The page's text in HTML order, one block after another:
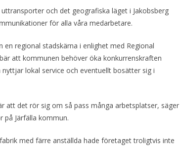
och det geografiska läget i Jakobsberg
för alla våra medarbetare.
regional stadskärna i enlighet med Regional
att kommunen behöver öka konkurrenskraften
lokal service och eventuellt bosätter sig i
att det rör sig om så pass många arbetsplatser, säger
på Järfälla kommun.
med färre anställda hade företaget troligtvis inte